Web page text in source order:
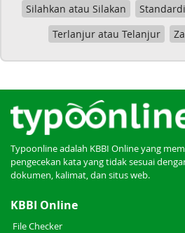
Silahkan atau Silakan
Terlanjur atau Telanjur
Typoonline adalah KBBI Online yang
pengecekan kata yang tidak sesuai
dokumen, kalimat, dan situs web.
KBBI Online
File Checker